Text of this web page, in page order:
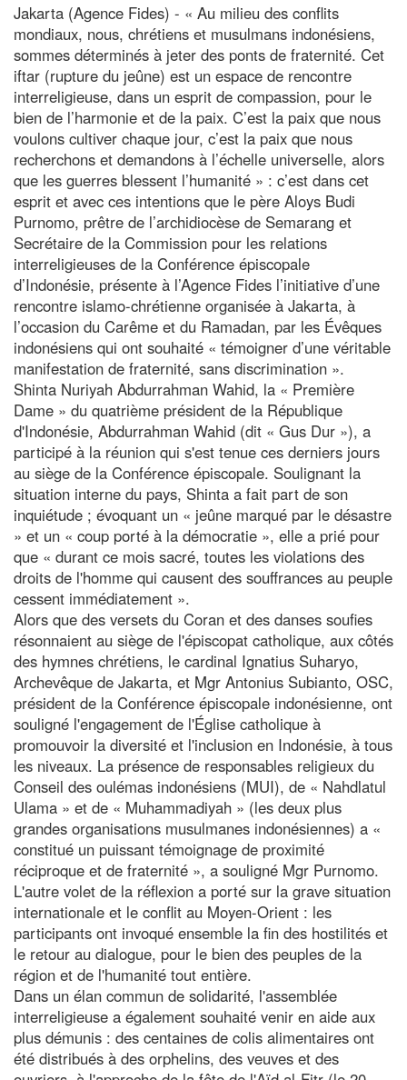
Jakarta (Agence Fides) - « Au milieu des conflits
mondiaux, nous, chrétiens et musulmans indonésiens,
sommes déterminés à jeter des ponts de fraternité. Cet
iftar (rupture du jeûne) est un espace de rencontre
interreligieuse, dans un esprit de compassion, pour le
bien de l’harmonie et de la paix. C’est la paix que nous
voulons cultiver chaque jour, c’est la paix que nous
recherchons et demandons à l’échelle universelle, alors
que les guerres blessent l’humanité » : c’est dans cet
esprit et avec ces intentions que le père Aloys Budi
Purnomo, prêtre de l’archidiocèse de Semarang et
Secrétaire de la Commission pour les relations
interreligieuses de la Conférence épiscopale
d’Indonésie, présente à l’Agence Fides l’initiative d’une
rencontre islamo-chrétienne organisée à Jakarta, à
l’occasion du Carême et du Ramadan, par les Évêques
indonésiens qui ont souhaité « témoigner d’une véritable
manifestation de fraternité, sans discrimination ».
Shinta Nuriyah Abdurrahman Wahid, la « Première
Dame » du quatrième président de la République
d'Indonésie, Abdurrahman Wahid (dit « Gus Dur »), a
participé à la réunion qui s'est tenue ces derniers jours
au siège de la Conférence épiscopale. Soulignant la
situation interne du pays, Shinta a fait part de son
inquiétude ; évoquant un « jeûne marqué par le désastre
» et un « coup porté à la démocratie », elle a prié pour
que « durant ce mois sacré, toutes les violations des
droits de l'homme qui causent des souffrances au peuple
cessent immédiatement ».
Alors que des versets du Coran et des danses soufies
résonnaient au siège de l'épiscopat catholique, aux côtés
des hymnes chrétiens, le cardinal Ignatius Suharyo,
Archevêque de Jakarta, et Mgr Antonius Subianto, OSC,
président de la Conférence épiscopale indonésienne, ont
souligné l'engagement de l'Église catholique à
promouvoir la diversité et l'inclusion en Indonésie, à tous
les niveaux. La présence de responsables religieux du
Conseil des oulémas indonésiens (MUI), de « Nahdlatul
Ulama » et de « Muhammadiyah » (les deux plus
grandes organisations musulmanes indonésiennes) a «
constitué un puissant témoignage de proximité
réciproque et de fraternité », a souligné Mgr Purnomo.
L'autre volet de la réflexion a porté sur la grave situation
internationale et le conflit au Moyen-Orient : les
participants ont invoqué ensemble la fin des hostilités et
le retour au dialogue, pour le bien des peuples de la
région et de l'humanité tout entière.
Dans un élan commun de solidarité, l'assemblée
interreligieuse a également souhaité venir en aide aux
plus démunis : des centaines de colis alimentaires ont
été distribués à des orphelins, des veuves et des